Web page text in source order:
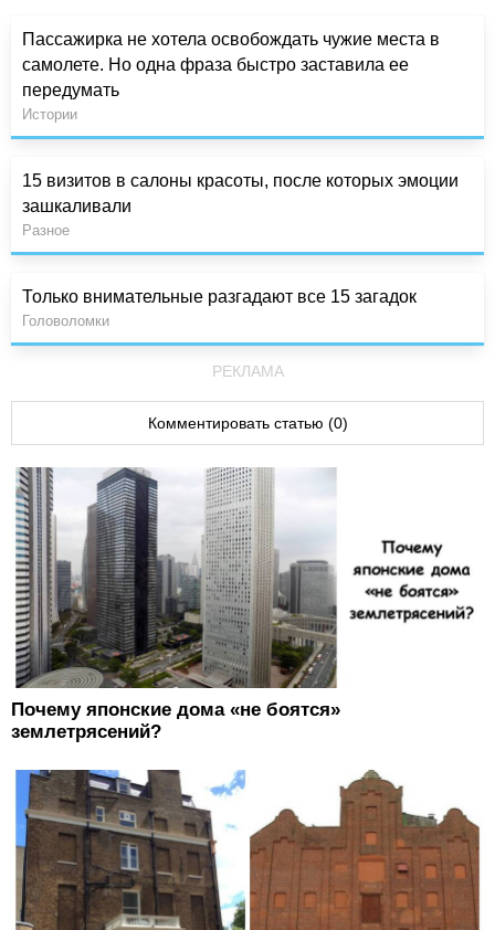
Пассажирка не хотела освобождать чужие места в
самолете. Но одна фраза быстро заставила ее
передумать
Истории
15 визитов в салоны красоты, после которых эмоции
зашкаливали
Разное
Только внимательные разгадают все 15 загадок
Головоломки
РЕКЛАМА
Комментировать статью (0)
Почему японские дома «не боятся»
землетрясений?